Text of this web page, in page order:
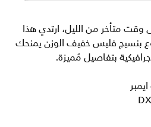
وقت متأخر من الليل، ارتدي هذا
بنسيج فليس خفيف الوزن يمنحك
بتفاصيل مُميزة.